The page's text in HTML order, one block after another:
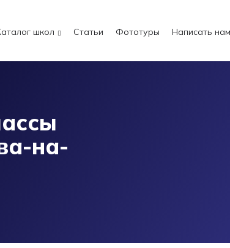
школ Статьи Фототуры Написать нам
на-